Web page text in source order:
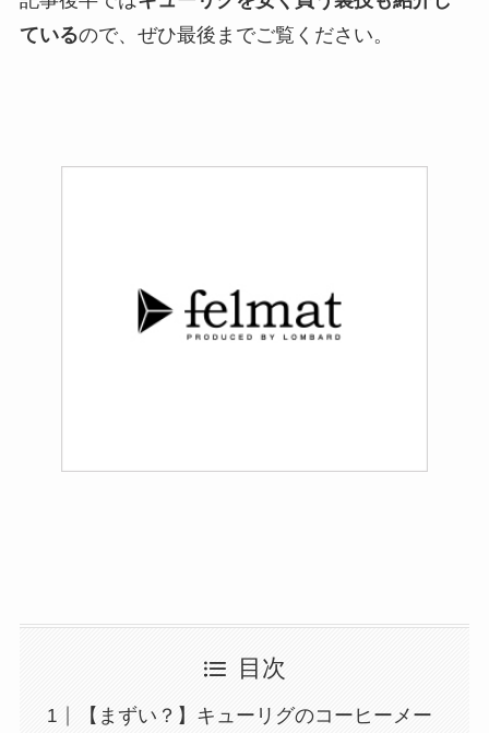
ているので、ぜひ最後までご覧ください。
目次
【まずい？】キューリグのコーヒーメー